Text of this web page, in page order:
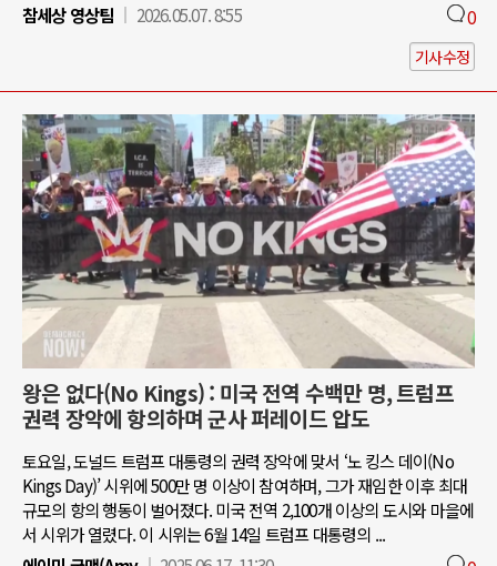
참세상 영상팀
2026.05.07. 8:55 0
기사수정
왕은 없다(No Kings) : 미국 전역 수백만 명, 트럼프
권력 장악에 항의하며 군사 퍼레이드 압도
토요일, 도널드 트럼프 대통령의 권력 장악에 맞서 ‘노 킹스 데이(No
Kings Day)’ 시위에 500만 명 이상이 참여하며, 그가 재임한 이후 최대
규모의 항의 행동이 벌어졌다. 미국 전역 2,100개 이상의 도시와 마을에
서 시위가 열렸다. 이 시위는 6월 14일 트럼프 대통령의 ...